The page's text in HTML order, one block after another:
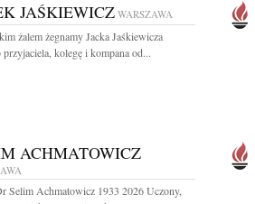
JAŚKIEWICZ WARSZAWA
żalem żegnamy Jacka Jaśkiewicza
przyjaciela, kolegę i kompana od...
ACHMATOWICZ
Selim Achmatowicz 1933 2026 Uczony,